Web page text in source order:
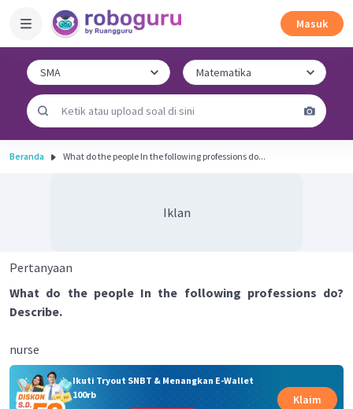
Masuk
Beranda What do the people In the following professions do...
Iklan
Pertanyaan
What do the people In the following professions do?
Describe.
nurse
Ikuti Tryout SNBT & Menangkan E-Wallet
100rb
Klaim